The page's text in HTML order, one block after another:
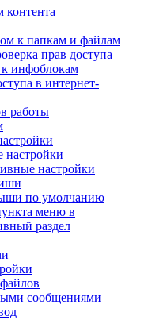
контента
к папкам и файлам
прав доступа
к инфоблокам
в интернет-
работы
настройки
настройки
по умолчанию
меню в
раздел
сообщениями